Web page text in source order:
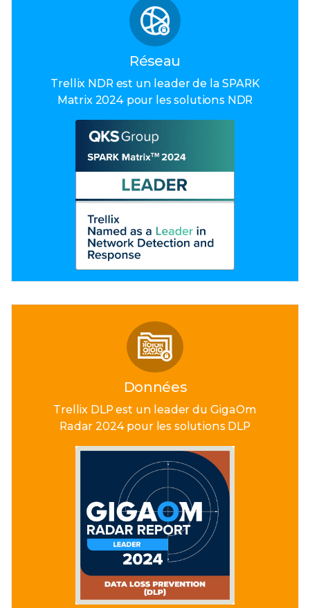
Réseau
Trellix NDR est un leader de la SPARK
Matrix 2024 pour les solutions NDR
Données
Trellix DLP est un leader du GigaOm
Radar 2024 pour les solutions DLP